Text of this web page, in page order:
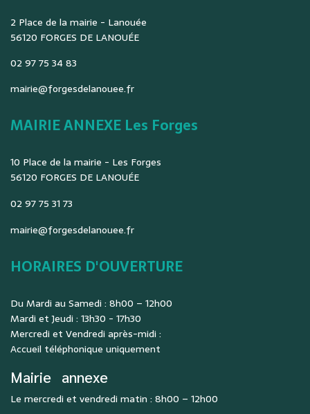
2 Place de la mairie - Lanouée
56120 FORGES DE LANOUÉE
02 97 75 34 83
mairie@forgesdelanouee.fr
MAIRIE ANNEXE Les Forges
10 Place de la mairie - Les Forges
56120 FORGES DE LANOUÉE
02 97 75 31 73
mairie@forgesdelanouee.fr
HORAIRES D'OUVERTURE
Du Mardi au Samedi : 8h00 – 12h00
Mardi et Jeudi : 13h30 - 17h30
Mercredi et Vendredi après-midi :
Accueil téléphonique uniquement
Mairie annexe
Le mercredi et vendredi matin : 8h00 – 12h00